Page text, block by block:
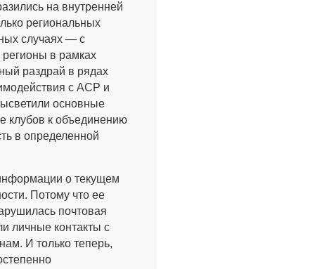
на внутренней
региональных
случаях — с
в рамках
раздрай в рядах
с ACP и
основные
клубов к объединению
в определенной
о текущем
Потому что ее
почтовая
личные контакты с
И только теперь,